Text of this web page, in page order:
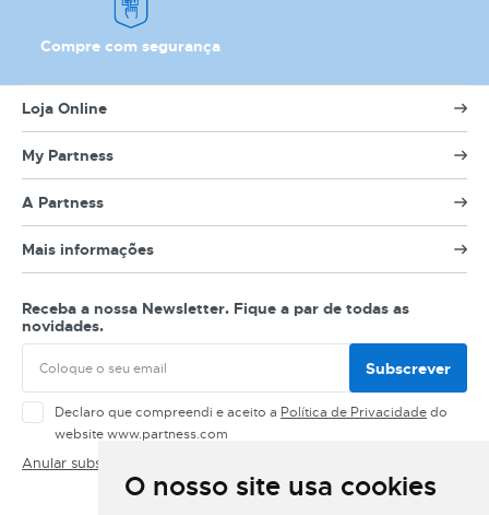
O nosso site usa cookies
Compre com segurança
Loja Online
My Partness
A Partness
Mais informações
Receba a nossa Newsletter. Fique a par de todas as
novidades.
Subscrever
Declaro que compreendi e aceito a Política de Privacidadedo
website www.partness.com
Anular subscrição
MODELO